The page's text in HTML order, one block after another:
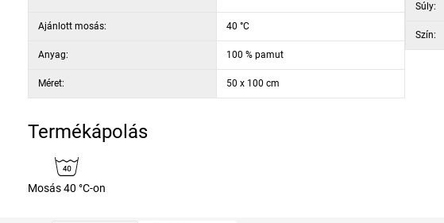
Ajánlott mosás: 40 °C
Anyag: 100 % pamut
Méret: 50 x 100 cm
Súly:
Szín:
Termékápolás
Mosás 40 °C-on